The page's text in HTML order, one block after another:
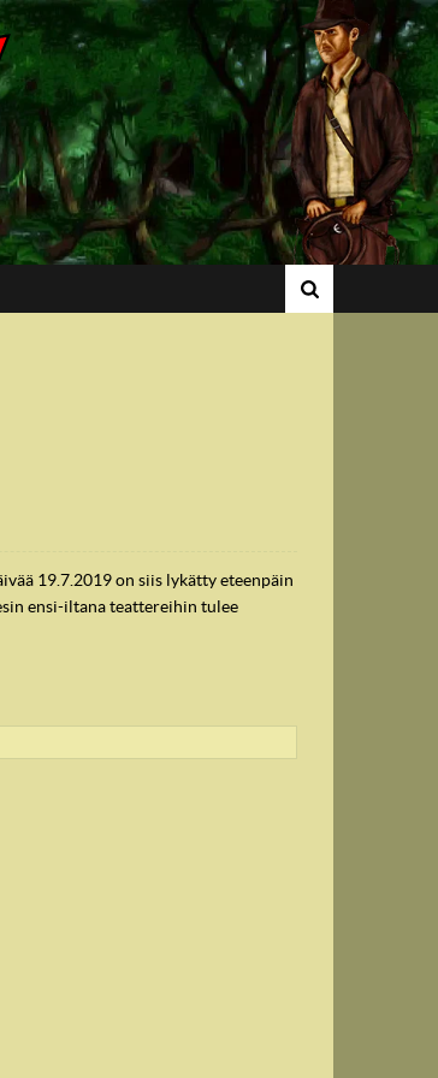
19.7.2019 on siis lykätty eteenpäin
ensi-iltana teattereihin tulee